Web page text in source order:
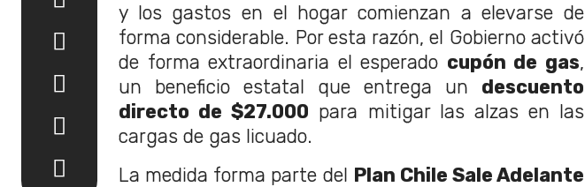
y los gastos en el hogar comienzan a elevarse de
forma considerable. Por esta razón, el Gobierno activó
de forma extraordinaria el esperado cupón de gas,
un beneficio estatal que entrega un descuento
directo de $27.000 para mitigar las alzas en las
cargas de gas licuado.
La medida forma parte del Plan Chile Sale Adelante